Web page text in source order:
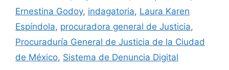
Ernestina Godoy, indagatoria, Laura Karen
Espíndola, procuradora general de Justicia,
Procuraduría General de Justicia de la Ciudad
de México, Sistema de Denuncia Digital